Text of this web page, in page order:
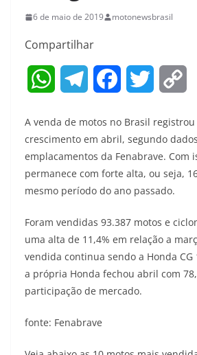
6 de maio de 2019 motonewsbrasil
Compartilhar
W
a
t
s
p
p
l
e
g
a
m
c
e
b
o
o
k
i
t
t
r
p
y
i
n
k
A venda de motos no Brasil
crescimento em abril, segundo
emplacamentos da Fenabrave. Com
permanece com forte alta, ou seja,
mesmo período do ano passado.
Foram vendidas 93.387 motos e
uma alta de 11,4% em relação a
vendida continua sendo a Honda
a própria Honda fechou abril com
participação de mercado.
fonte: Fenabrave